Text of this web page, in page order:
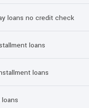
loans no credit check
loans
loans